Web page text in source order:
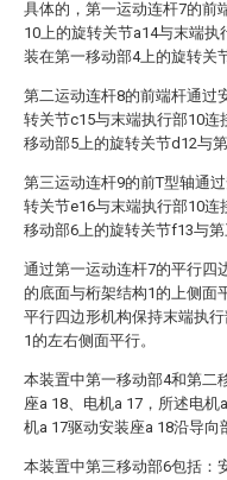
具体的，第一运动连杆7的前
10上的旋转关节a14与末端
装在第一移动部4上的旋转关
第二运动连杆8的前端杆通过
转关节c15与末端执行部10
移动部5上的旋转关节d12与
第三运动连杆9的前T型轴通
转关节e16与末端执行部10连
移动部6上的旋转关节f13与第
通过第一运动连杆7的平行四
的底面与桁架结构1的上侧面
平行四边形机构保持末端执
1的左右侧面平行。
本装置中第一移动部4和第二
座a 18、电机a 17，所述电
机a 17驱动安装座a 18沿导向
本装置中第三移动部6包括：